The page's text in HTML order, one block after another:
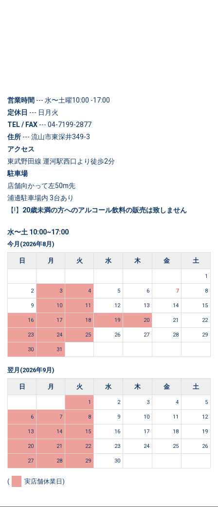
営業時間--- 水〜土曜10:00 -17:00
定休日 --- 日月火
TEL / FAX--- 04-7199-2877
住所--- 流山市東深井349-3
アクセス
東武野田線 運河駅西口より徒歩2分
駐車場
店舗向かって左50m先
浦邊駐車場内 3台あり
【!】 20歳未満の方へのアルコール飲料の販売は致しません
水〜土 10:00~17:00
今月(2026年8月)
日
月 火 水 木 金 土
1
2
3 4 5 6 7
8
9
10 11 12 13 14
15
16
17 18 19 20 21
22
23
24 25 26 27 28
29
30
31
翌月(2026年9月)
日
月 火 水 木 金 土
1 2 3 4
5
6
7 8 9 10 11
12
13
14 15 16 17 18
19
20
21 22 23 24 25
26
27
28 29 30
( 実店舗休業日)